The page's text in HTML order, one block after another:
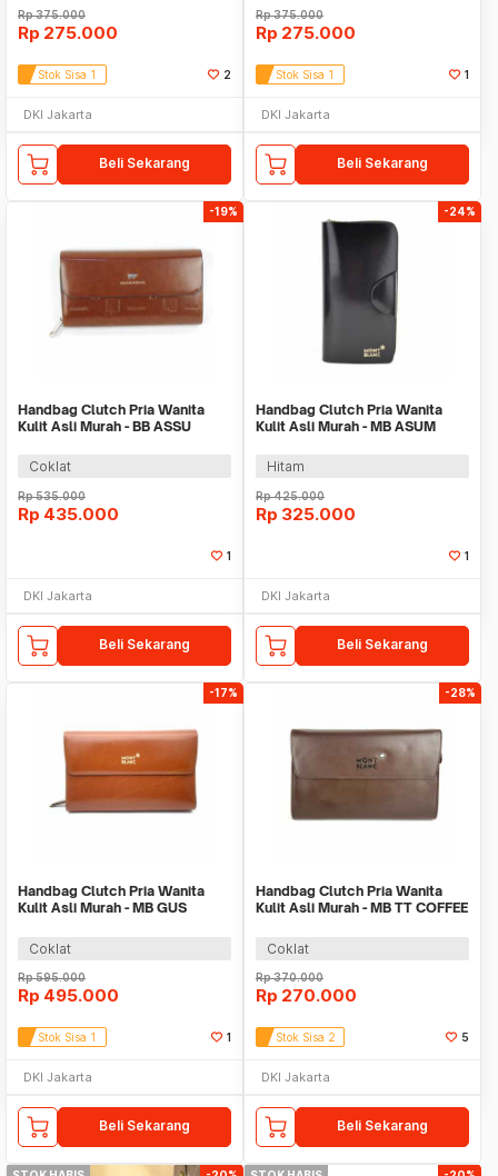
Rp375.000
Rp 275.000
Stok Sisa 1 2
DKI Jakarta
Beli Sekarang
Rp375.000
Rp 275.000
Stok Sisa 1 1
DKI Jakarta
Beli Sekarang
-19%
Handbag Clutch Pria Wanita
Kulit Asli Murah - BB ASSU
Coklat
Rp535.000
Rp 435.000
1
DKI Jakarta
Beli Sekarang
-24%
Handbag Clutch Pria Wanita
Kulit Asli Murah - MB ASUM
Hitam
Rp425.000
Rp 325.000
1
DKI Jakarta
Beli Sekarang
-17%
Handbag Clutch Pria Wanita
Kulit Asli Murah - MB GUS
Coklat
Rp595.000
Rp 495.000
Stok Sisa 1 1
DKI Jakarta
Beli Sekarang
-28%
Handbag Clutch Pria Wanita
Kulit Asli Murah - MB TT COFFEE
Coklat
Rp370.000
Rp 270.000
Stok Sisa 2 5
DKI Jakarta
Beli Sekarang